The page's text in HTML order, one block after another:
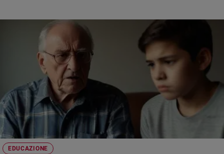
EDUCAZIONE